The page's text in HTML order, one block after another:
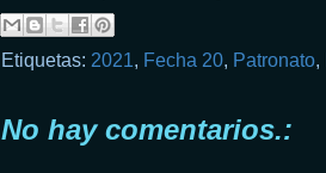
Etiquetas: 2021, Fecha 20, Patronato,
No hay comentarios.: